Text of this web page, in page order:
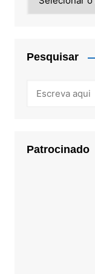
Pesquisar
Patrocinado